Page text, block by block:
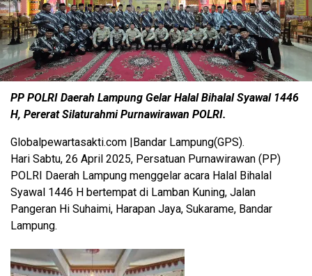
PP POLRI Daerah Lampung Gelar Halal Bihalal Syawal 1446
H, Pererat Silaturahmi Purnawirawan POLRI.
Globalpewartasakti.com |Bandar Lampung(GPS).
Hari Sabtu, 26 April 2025, Persatuan Purnawirawan (PP)
POLRI Daerah Lampung menggelar acara Halal Bihalal
Syawal 1446 H bertempat di Lamban Kuning, Jalan
Pangeran Hi Suhaimi, Harapan Jaya, Sukarame, Bandar
Lampung.